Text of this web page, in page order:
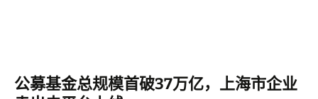
公募基金总规模首破37万亿，上海市企业